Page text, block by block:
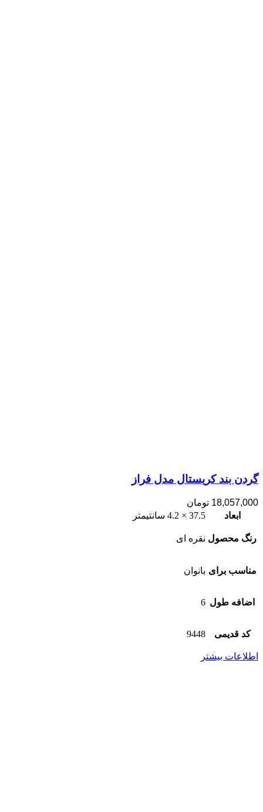
گردن بند کریستال مدل فراز
18,057,000 تومان
ابعاد
37.5 × 4.2 سانتیمتر
رنگ محصول نقره ای
مناسب برای بانوان
اضافه طول 6
کد قدیمی 9448
اطلاعات بیشتر